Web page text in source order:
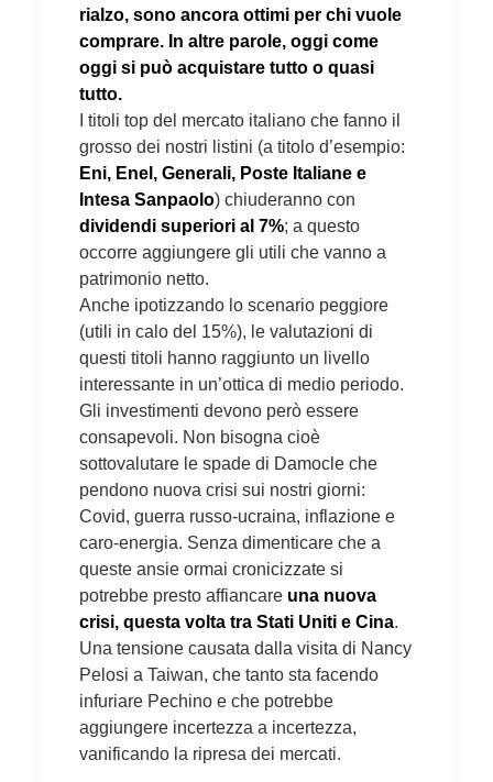
rialzo, sono ancora ottimi per chi vuole
comprare. In altre parole, oggi come
oggi si può acquistare tutto o quasi
tutto.
I titoli top del mercato italiano che fanno il
grosso dei nostri listini (a titolo d’esempio:
Eni, Enel, Generali, Poste Italiane e
Intesa Sanpaolo) chiuderanno con
dividendi superiori al 7%; a questo
occorre aggiungere gli utili che vanno a
patrimonio netto.
Anche ipotizzando lo scenario peggiore
(utili in calo del 15%), le valutazioni di
questi titoli hanno raggiunto un livello
interessante in un’ottica di medio periodo.
Gli investimenti devono però essere
consapevoli. Non bisogna cioè
sottovalutare le spade di Damocle che
pendono nuova crisi sui nostri giorni:
Covid, guerra russo-ucraina, inflazione e
caro-energia. Senza dimenticare che a
queste ansie ormai cronicizzate si
potrebbe presto affiancare una nuova
crisi, questa volta tra Stati Uniti e Cina.
Una tensione causata dalla visita di Nancy
Pelosi a Taiwan, che tanto sta facendo
infuriare Pechino e che potrebbe
aggiungere incertezza a incertezza,
vanificando la ripresa dei mercati.